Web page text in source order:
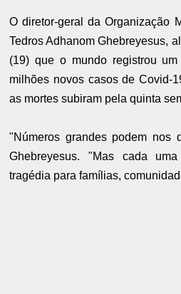
O diretor-geral da Organização
Tedros Adhanom Ghebreyesus,
(19) que o mundo registrou
milhões novos casos de Covid-
as mortes subiram pela quinta
"Números grandes podem nos
Ghebreyesus. "Mas cada
tragédia para famílias,